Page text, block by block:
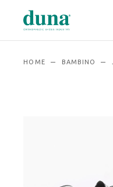
HOME BAMBINO